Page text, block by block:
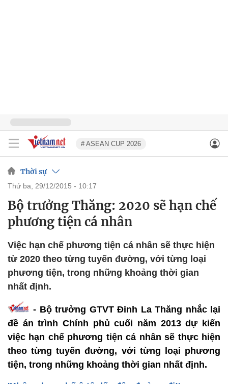
# ASEAN CUP 2026
Thời sự
thứ ba, 29/12/2015 - 10:17
Bộ trưởng Thăng: 2020 sẽ hạn chế
phương tiện cá nhân
Việc hạn chế phương tiện cá nhân sẽ thực hiện
từ 2020 theo từng tuyến đường, với từng loại
phương tiện, trong những khoảng thời gian
nhất định.
- Bộ trưởng GTVT Đinh La Thăng nhắc lại
đề án trình Chính phủ cuối năm 2013 dự kiến
việc hạn chế phương tiện cá nhân sẽ thực hiện
theo từng tuyến đường, với từng loại phương
tiện, trong những khoảng thời gian nhất định.